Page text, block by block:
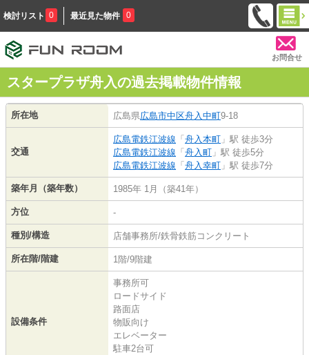
検討リスト 0 最近見た物件 0
お問合せ
スタープラザ舟入の過去掲載物件情報
所在地 広島県広島市中区舟入中町9-18
交通
広島電鉄江波線 「 舟入本町 」駅 徒歩3分
広島電鉄江波線 「 舟入町 」駅 徒歩5分
広島電鉄江波線 「 舟入幸町 」駅 徒歩7分
築年月（築年数） 1985年 1月（築41年）
方位 -
種別/構造 店舗事務所/鉄骨鉄筋コンクリート
所在階/階建 1階/9階建
設備条件
事務所可
ロードサイド
路面店
物販向け
エレベーター
駐車2台可